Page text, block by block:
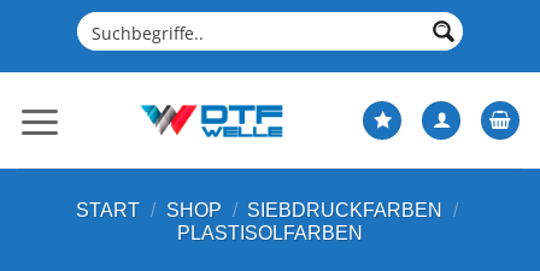
springen
START / SHOP / SIEBDRUCKFARBEN
/
PLASTISOLFARBEN